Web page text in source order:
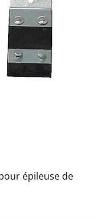
épileuse de